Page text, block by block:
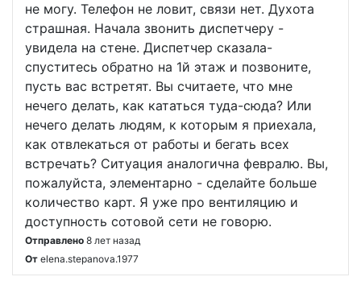
не могу. Телефон не ловит, связи нет. Духота
страшная. Начала звонить диспетчеру -
увидела на стене. Диспетчер сказала-
спуститесь обратно на 1й этаж и позвоните,
пусть вас встретят. Вы считаете, что мне
нечего делать, как кататься туда-сюда? Или
нечего делать людям, к которым я приехала,
как отвлекаться от работы и бегать всех
встречать? Ситуация аналогична февралю. Вы,
пожалуйста, элементарно - сделайте больше
количество карт. Я уже про вентиляцию и
доступность сотовой сети не говорю.
Отправлено 8 лет назад
От elena.stepanova.1977